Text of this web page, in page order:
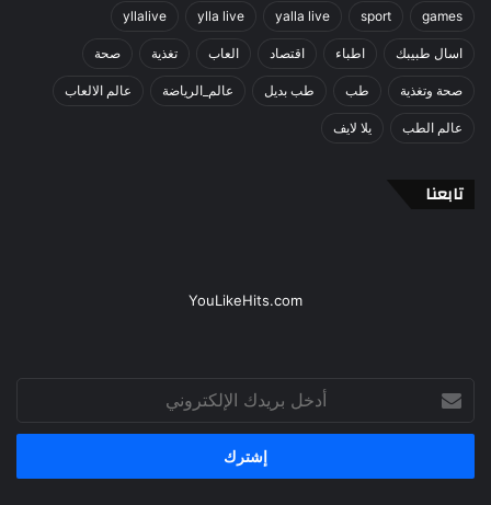
games
sport
yalla live
ylla live
yllalive
اسال طبيبك اطباء اقتصاد العاب تغذية صحة
صحة وتغذية طب طب بديل عالم_الرياضة عالم الالعاب
عالم الطب يلا لايف
تابعنا
YouLikeHits.com
بريدك
الإلكتروني